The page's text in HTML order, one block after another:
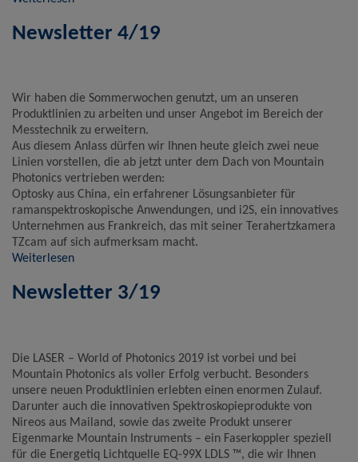
Newsletter 4/19
Wir haben die Sommerwochen genutzt, um an unseren
Produktlinien zu arbeiten und unser Angebot im Bereich der
Messtechnik zu erweitern.
Aus diesem Anlass dürfen wir Ihnen heute gleich zwei neue
Linien vorstellen, die ab jetzt unter dem Dach von Mountain
Photonics vertrieben werden:
Optosky aus China, ein erfahrener Lösungsanbieter für
ramanspektroskopische Anwendungen, und i2S, ein innovatives
Unternehmen aus Frankreich, das mit seiner Terahertzkamera
TZcam auf sich aufmerksam macht.
Weiterlesen
Newsletter 3/19
Die LASER – World of Photonics 2019 ist vorbei und bei
Mountain Photonics als voller Erfolg verbucht. Besonders
unsere neuen Produktlinien erlebten einen enormen Zulauf.
Darunter auch die innovativen Spektroskopieprodukte von
Nireos aus Mailand, sowie das zweite Produkt unserer
Eigenmarke Mountain Instruments – ein Faserkoppler speziell
für die Energetiq Lichtquelle EQ-99X LDLS ™, die wir Ihnen